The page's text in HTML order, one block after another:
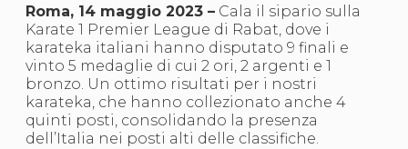
Ju Jitsu
Sumo
Capoeira
Grappling
BJJ
Pancrazio/Pankration
S'istrumpa
News
Roma, 14 maggio 2023 – Cala il sipario sulla
Karate 1 Premier League di Rabat, dove i
karateka italiani hanno disputato 9 finali e
vinto 5 medaglie di cui 2 ori, 2 argenti e 1
bronzo. Un ottimo risultati per i nostri
karateka, che hanno collezionato anche 4
quinti posti, consolidando la presenza
dell’Italia nei posti alti delle classifiche.